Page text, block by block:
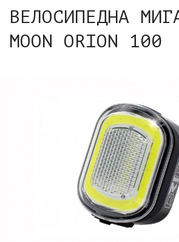
ВЕЛОСИПЕДНА
MOON ORION 100